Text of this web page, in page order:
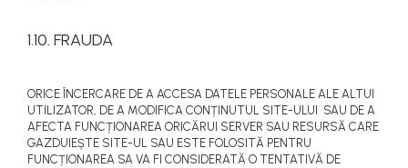
1.10. FRAUDA
ORICE ÎNCERCARE DE A ACCESA DATELE PERSONALE ALE ALTUI
UTILIZATOR, DE A MODIFICA CONȚINUTUL SITE-ULUI SAU DE A
AFECTA FUNCȚIONAREA ORICĂRUI SERVER SAU RESURSĂ CARE
GAZDUIEȘTE SITE-UL SAU ESTE FOLOSITĂ PENTRU
FUNCȚIONAREA SA VA FI CONSIDERATĂ O TENTATIVĂ DE